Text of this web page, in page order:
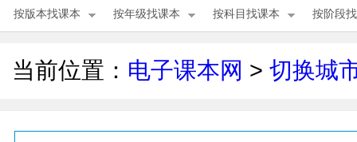
按版本找课本 按年级找课本 按科目找课本 按阶段
当前位置： 电子课本网 > 切换城